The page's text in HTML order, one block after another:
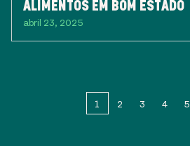
ALIMENTOS EM BOM ESTADO
abril 23, 2025
1 2 3 4 5